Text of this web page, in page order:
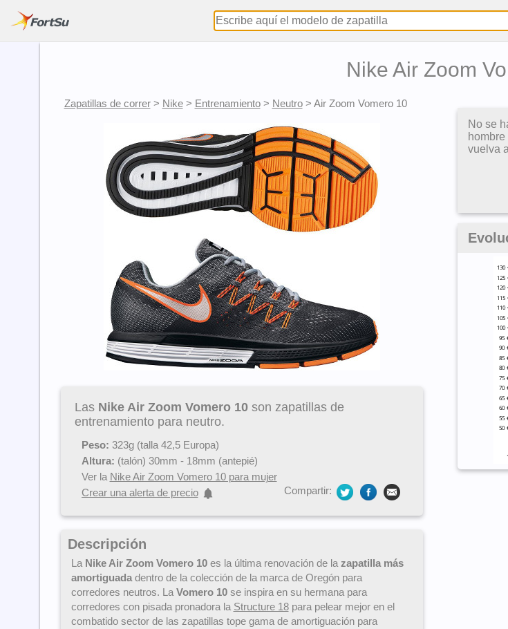
Nike Air Zoom
Zapatillas de correr> Nike> Entrenamiento> Neutro> Air Zoom Vomero 10
Las Nike Air Zoom Vomero 10son zapatillas de
entrenamiento para neutro.
Peso: 323g (talla 42,5 Europa)
Altura: (talón) 30mm - 18mm (antepié)
Ver la Nike Air Zoom Vomero 10 para mujer
Crear una alerta de precio
Compartir:
Descripción
La Nike Air Zoom Vomero 10es la última renovación de la zapatilla más
amortiguadadentro de la colección de la marca de Oregón para
corredores neutros. La Vomero 10se inspira en su hermana para
corredores con pisada pronadora la Structure 18para pelear mejor en el
combatido sector de las zapatillas tope gama de amortiguación para
No se
vuelva